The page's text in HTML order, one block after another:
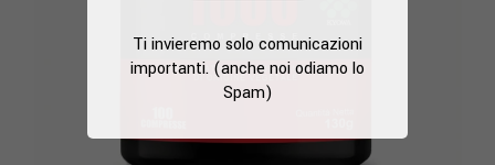
Ti invieremo solo comunicazioni
importanti. (anche noi odiamo lo
Spam)